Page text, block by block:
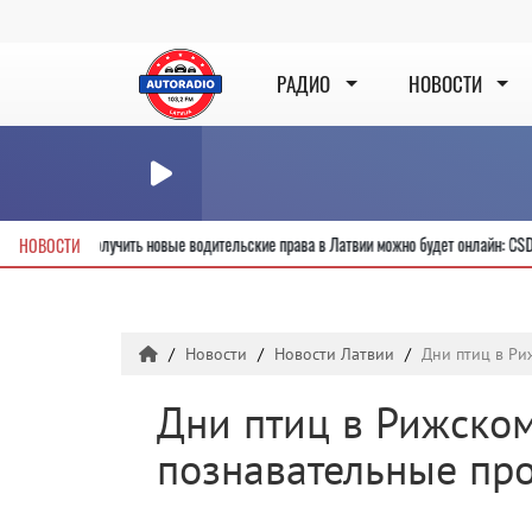
РАДИО НОВОСТИ
НОВОСТИ
секунды Получить новые водительские права в Латвии можно
Новости Новости Латвии Дни птиц в
Дни птиц в
познавательные